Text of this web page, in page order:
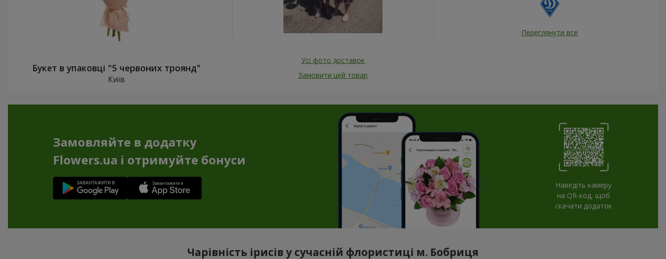
Букет в упаковці "5 червоних троянд"
Київ
Усі фото доставок
Замовити цей товар
Переглянути все
Замовляйте в додатку
Flowers.ua і отримуйте бонуси
Наведіть камеру
на QR-код, щоб
скачати додаток
Чарівність ірисів у сучасній флористиці м. Бобриця